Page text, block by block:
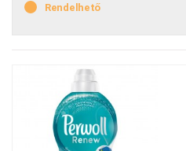
Rendelhető